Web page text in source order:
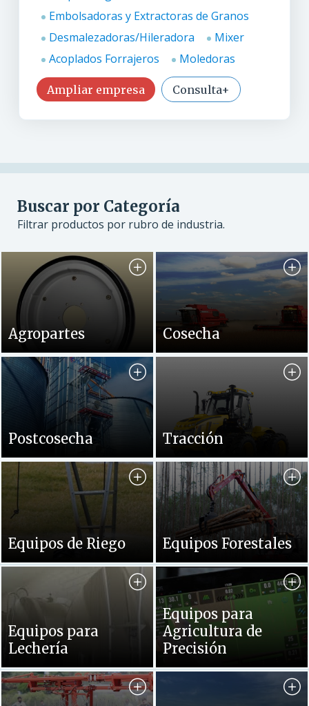
Embolsadoras y Extractoras de Granos
Desmalezadoras/Hileradora
Mixer
Acoplados Forrajeros
Moledoras
Ampliar empresa Consulta+
Buscar por Categoría
Filtrar productos por rubro de industria.
Agropartes Cosecha
Postcosecha Tracción
Equipos de Riego Equipos Forestales
Equipos para
Lechería
Equipos para
Agricultura de
Precisión